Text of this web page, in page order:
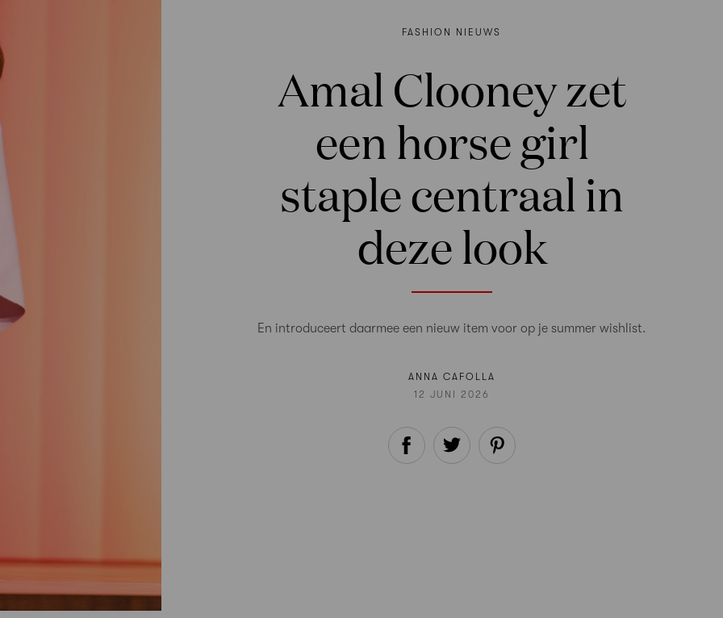
FASHION NIEUWS
Amal Clooney zet
een horse girl
staple centraal in
deze look
En introduceert daarmee een nieuw item voor op je summer wishlist.
ANNA CAFOLLA
12 JUNI 2026